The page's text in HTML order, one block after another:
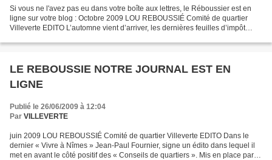
Si vous ne l'avez pas eu dans votre boîte aux lettres, le Réboussier est en
ligne sur votre blog : Octobre 2009 LOU REBOUSSIÉ Comité de quartier
Villeverte EDITO L’automne vient d’arriver, les dernières feuilles d’impôt
LE REBOUSSIE NOTRE JOURNAL EST EN
LIGNE
Publié le 26/06/2009 à 12:04
Par VILLEVERTE
juin 2009 LOU REBOUSSIÉ Comité de quartier Villeverte EDITO Dans le
dernier « Vivre à Nîmes » Jean-Paul Fournier, signe un édito dans lequel il
met en avant le côté positif des « Conseils de quartiers ». Mis en place par la